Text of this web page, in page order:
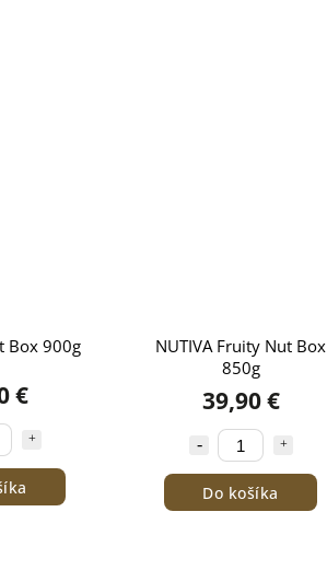
Box 900g
€
NUTIVA Fruity Nut Box
850g
39,90 €
Do košíka